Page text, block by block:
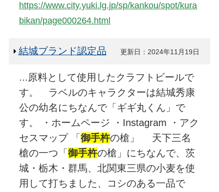
https://www.city.yuki.lg.jp/sp/kankou/spot/kura
bikan/page000264.html
結城ブランド認定品 更新日：2024年11月19日
...原料として使用したクラフトビールで
す。 ラベルのキャラクターは結城秀康
公の幼名にちなんで「ギギ丸くん」で
す。 ・ホームページ ・Instagram ・アク
セスマップ 「 御手杵の槍」 天下三名
槍の一つ「 御手杵の槍」にちなんで、茨
城・栃木・群馬、北関東三県の小麦を使
用して打ちました、コシのある一品で